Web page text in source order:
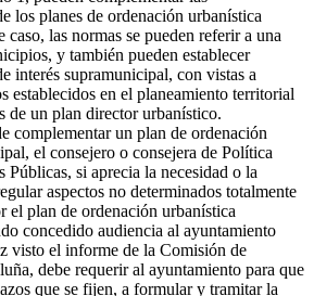
los planes de ordenación urbanística
caso, las normas se pueden referir a una
y también pueden establecer
interés supramunicipal, con vistas a
establecidos en el planeamiento territorial
de un plan director urbanístico.
complementar un plan de ordenación
el consejero o consejera de Política
Públicas, si aprecia la necesidad o la
aspectos no determinados totalmente
el plan de ordenación urbanística
concedido audiencia al ayuntamiento
visto el informe de la Comisión de
debe requerir al ayuntamiento para que
que se fijen, a formular y tramitar la